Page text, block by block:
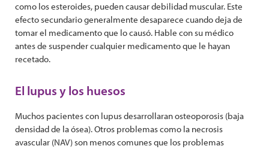
como los esteroides, pueden causar debilidad muscular. Este
efecto secundario generalmente desaparece cuando deja de
tomar el medicamento que lo causó. Hable con su médico
antes de suspender cualquier medicamento que le hayan
recetado.
El lupus y los huesos
Muchos pacientes con lupus desarrollaran osteoporosis (baja
densidad de la ósea). Otros problemas como la necrosis
avascular (NAV) son menos comunes que los problemas